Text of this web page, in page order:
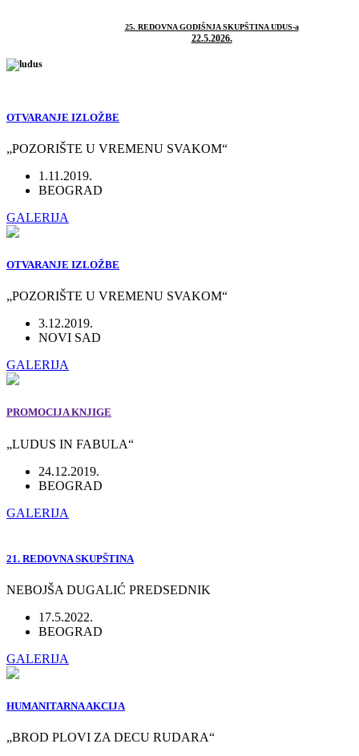
25. REDOVNA GODIŠNJA SKUPŠTINA UDUS-a
22.5.2026.
OTVARANJE IZLOŽBE
„POZORIŠTE U VREMENU SVAKOM“
1.11.2019.
BEOGRAD
GALERIJA
OTVARANJE IZLOŽBE
„POZORIŠTE U VREMENU SVAKOM“
3.12.2019.
NOVI SAD
GALERIJA
PROMOCIJA KNJIGE
„LUDUS IN FABULA“
24.12.2019.
BEOGRAD
GALERIJA
21. REDOVNA SKUPŠTINA
NEBOJŠA DUGALIĆ PREDSEDNIK
17.5.2022.
BEOGRAD
GALERIJA
HUMANITARNA AKCIJA
„BROD PLOVI ZA DECU RUDARA“